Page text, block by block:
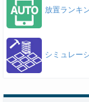
放置ランキ
シミュレー